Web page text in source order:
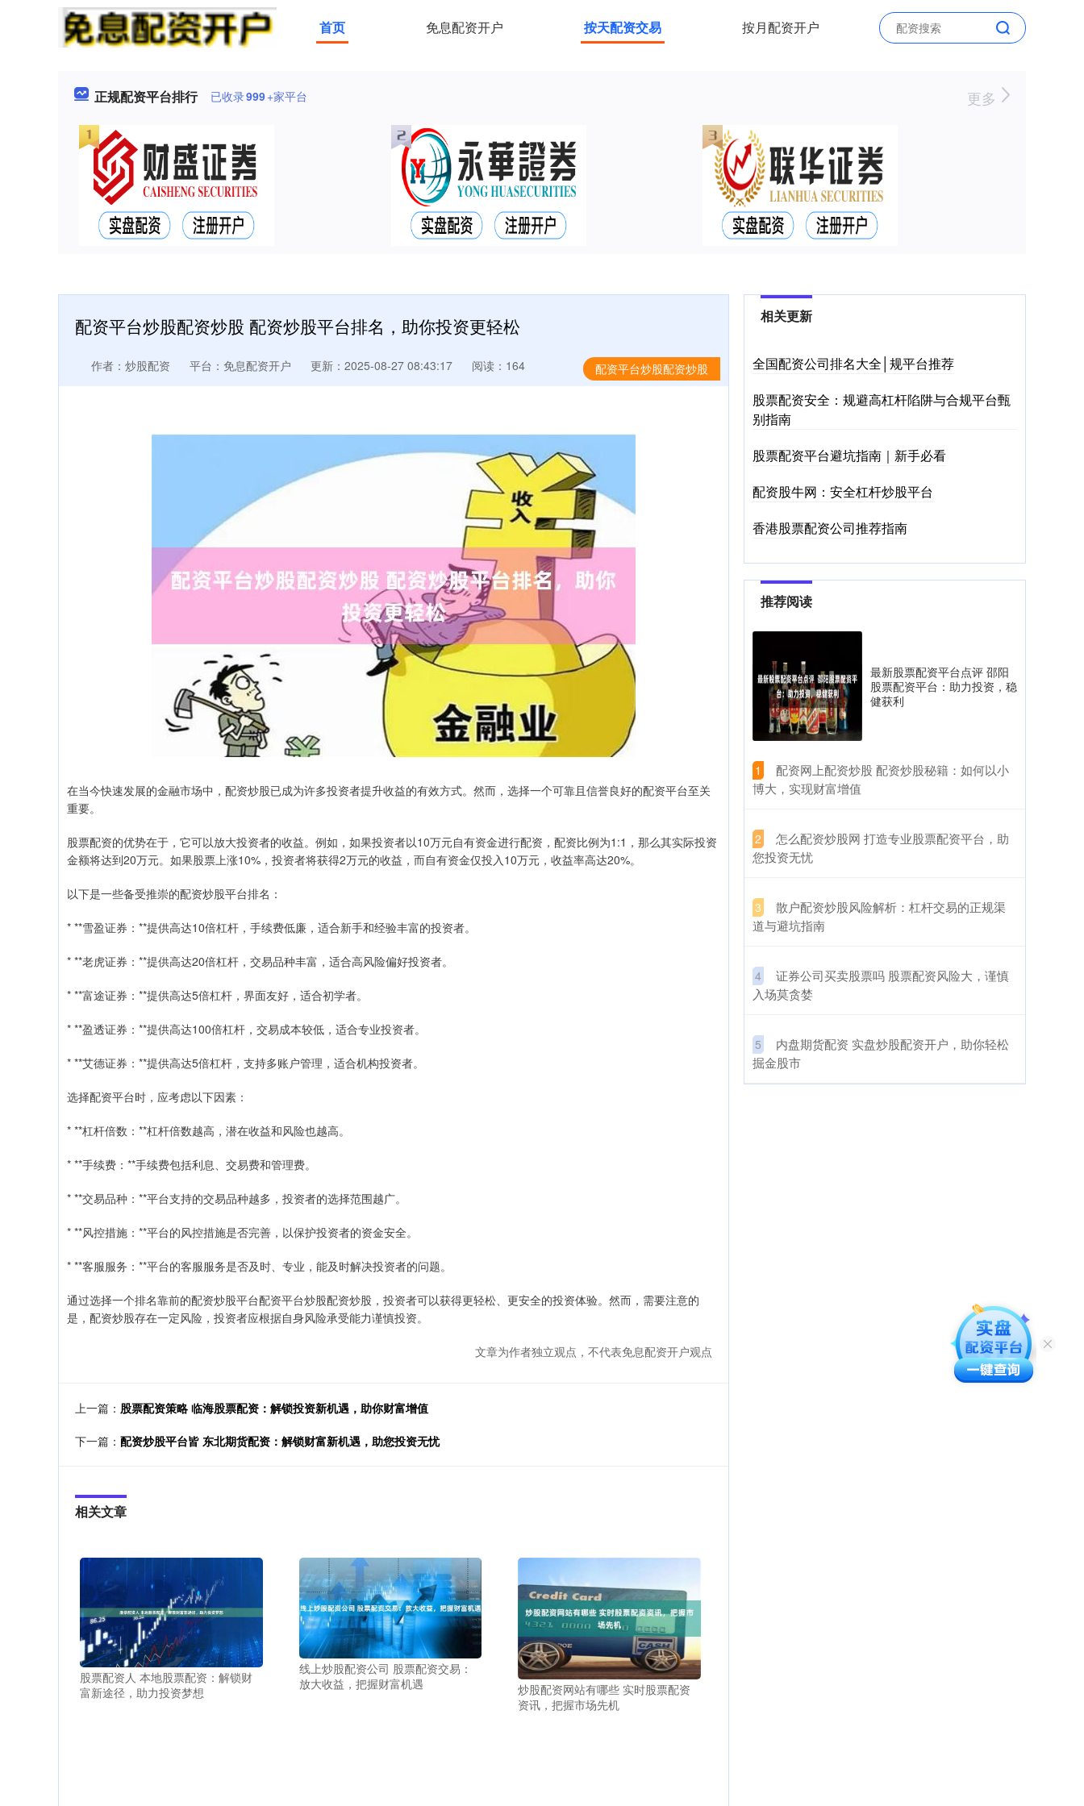
首页 免息配资开户 按天配资交易 按月配资开户
正规配资平台排行 已收录999+家平台 更多
配资平台炒股配资炒股 配资炒股平台排名，助你投资更轻松
配资平台炒股配资炒股
作者：炒股配资 平台：免息配资开户 更新：2025-08-27 08:43:17 阅读：164
在当今快速发展的金融市场中，配资炒股已成为许多投资者提升收益的有效方式。然而，选择一个可靠且信誉良好的配资平台至关
重要。
股票配资的优势在于，它可以放大投资者的收益。例如，如果投资者以10万元自有资金进行配资，配资比例为1:1，那么其实际投资
金额将达到20万元。如果股票上涨10%，投资者将获得2万元的收益，而自有资金仅投入10万元，收益率高达20%。
以下是一些备受推崇的配资炒股平台排名：
* **雪盈证券：**提供高达10倍杠杆，手续费低廉，适合新手和经验丰富的投资者。
* **老虎证券：**提供高达20倍杠杆，交易品种丰富，适合高风险偏好投资者。
* **富途证券：**提供高达5倍杠杆，界面友好，适合初学者。
* **盈透证券：**提供高达100倍杠杆，交易成本较低，适合专业投资者。
* **艾德证券：**提供高达5倍杠杆，支持多账户管理，适合机构投资者。
选择配资平台时，应考虑以下因素：
* **杠杆倍数：**杠杆倍数越高，潜在收益和风险也越高。
* **手续费：**手续费包括利息、交易费和管理费。
* **交易品种：**平台支持的交易品种越多，投资者的选择范围越广。
* **风控措施：**平台的风控措施是否完善，以保护投资者的资金安全。
* **客服服务：**平台的客服服务是否及时、专业，能及时解决投资者的问题。
通过选择一个排名靠前的配资炒股平台配资平台炒股配资炒股，投资者可以获得更轻松、更安全的投资体验。然而，需要注意的
是，配资炒股存在一定风险，投资者应根据自身风险承受能力谨慎投资。
文章为作者独立观点，不代表免息配资开户观点
上一篇： 股票配资策略 临海股票配资：解锁投资新机遇，助你财富增值
下一篇： 配资炒股平台皆 东北期货配资：解锁财富新机遇，助您投资无忧
相关文章
股票配资人 本地股票配资：解锁财
富新途径，助力投资梦想
线上炒股配资公司 股票配资交易：
放大收益，把握财富机遇
炒股配资网站有哪些 实时股票配资
资讯，把握市场先机
相关更新
全国配资公司排名大全│规平台推荐
股票配资安全：规避高杠杆陷阱与合规平台甄
别指南
股票配资平台避坑指南｜新手必看
配资股牛网：安全杠杆炒股平台
香港股票配资公司推荐指南
推荐阅读
最新股票配资平台点评 邵阳
股票配资平台：助力投资，稳
健获利
1
​配资网上配资炒股 配资炒股秘籍：如何以小
博大，实现财富增值
2
​怎么配资炒股网 打造专业股票配资平台，助
您投资无忧
3
​散户配资炒股风险解析：杠杆交易的正规渠
道与避坑指南
4
​证券公司买卖股票吗 股票配资风险大，谨慎
入场莫贪婪
5
​内盘期货配资 实盘炒股配资开户，助你轻松
掘金股市